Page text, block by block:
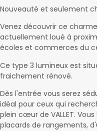
Nouveauté et seulement
Venez découvrir ce
actuellement loué à
écoles et commerces du
Ce type 3 lumineux est
fraichement rénové.
Dès l'entrée vous serez
idéal pour ceux qui
plein cœur de VALLET.
placards de rangements,